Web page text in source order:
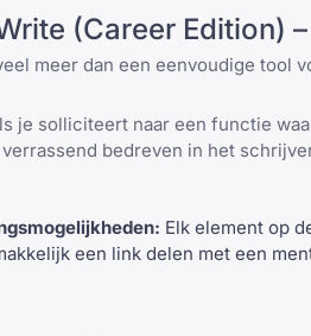
(Career Edition)
meer dan een eenvoudige tool
je solliciteert naar een functie
bedreven in het
Elk element op
een link delen met een